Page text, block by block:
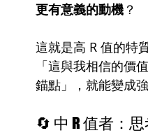
更有意義的動機 ？
這就是高 R 值的特
「這與我相信的價
錨點」，就能變成
🔄 中 R 值者：